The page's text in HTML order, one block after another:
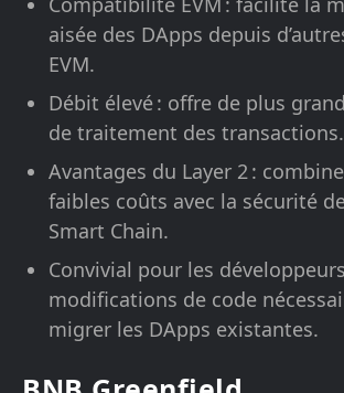
aisée des DApps depuis
EVM.
Débit élevé : offre de plus
de traitement des transactions.
Avantages du Layer 2 :
faibles coûts avec la sécurité
Smart Chain.
Convivial pour les
modifications de code
migrer les DApps existantes.